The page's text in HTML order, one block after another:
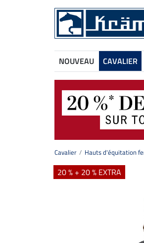
NOUVEAU CAVALIER
Cavalier Hauts d'équitation
20 % + 20 % EXTRA